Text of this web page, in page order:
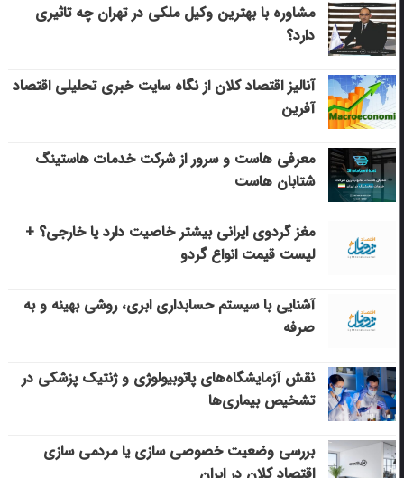
مشاوره با بهترین وکیل ملکی در تهران چه تاثیری
دارد؟
آنالیز اقتصاد کلان از نگاه سایت خبری تحلیلی اقتصاد
آفرین
معرفی هاست و سرور از شرکت خدمات هاستینگ
شتابان هاست
مغز گردوی ایرانی بیشتر خاصیت دارد یا خارجی؟ +
لیست قیمت انواع گردو
آشنایی با سیستم حسابداری ابری، روشی بهینه و به
صرفه
نقش آزمایشگاه‌های پاتوبیولوژی و ژنتیک پزشکی در
تشخیص بیماری‌ها
بررسی وضعیت خصوصی سازی یا مردمی سازی